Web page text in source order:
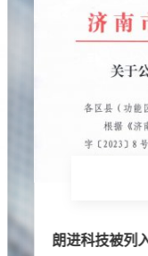
朗进科技被列入